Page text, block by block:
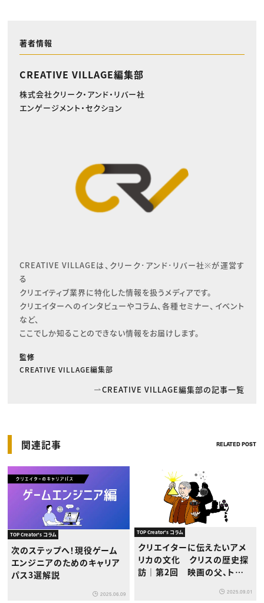
著者情報
CREATIVE VILLAGE編集部
株式会社クリーク・アンド・リバー社
エンゲージメント・セクション
CREATIVE VILLAGEは、クリーク･アンド･リバー社※が運営す
る
クリエイティブ業界に特化した情報を扱うメディアです。
クリエイターへのインタビューやコラム、各種セミナー、イベント
など、
ここでしか知ることのできない情報をお届けします。
監修
CREATIVE VILLAGE編集部
CREATIVE VILLAGE編集部の記事一覧
関連記事 RELATED POST
TOP Creator's コラム
次のステップへ！現役ゲーム
エンジニアのためのキャリア
パス3選解説
2025.06.09
TOP Creator's コラム
クリエイターに伝えたいアメ
リカの文化 クリスの歴史探
訪｜第2回 映画の父、トーマ
2025.09.01